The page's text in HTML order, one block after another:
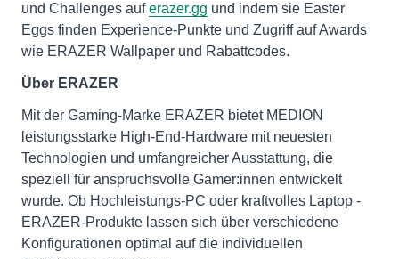
und Challenges auferazer.gg und indem sie Easter
Eggs finden Experience-Punkte und Zugriff auf Awards
wie ERAZER Wallpaper und Rabattcodes.
Über ERAZER
Mit der Gaming-Marke ERAZER bietet MEDION
leistungsstarke High-End-Hardware mit neuesten
Technologien und umfangreicher Ausstattung, die
speziell für anspruchsvolle Gamer:innen entwickelt
wurde. Ob Hochleistungs-PC oder kraftvolles Laptop -
ERAZER-Produkte lassen sich über verschiedene
Konfigurationen optimal auf die individuellen